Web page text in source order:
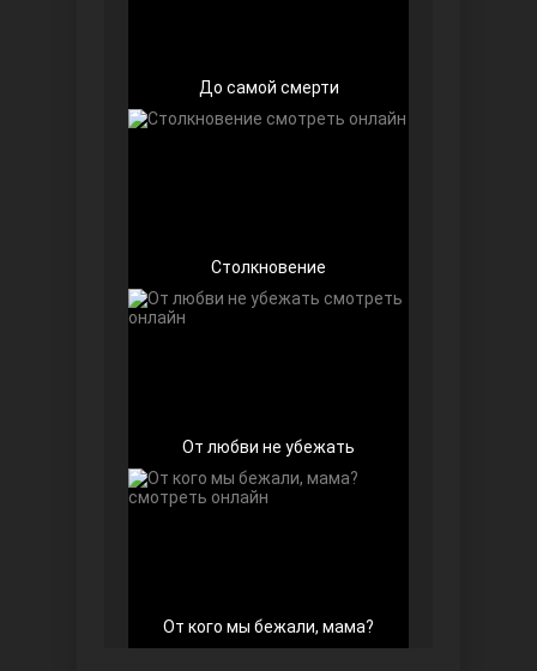
Беззащитные
Игра судьбы
До самой смерти
Столкновение
От любви не убежать
От кого мы бежали, мама?